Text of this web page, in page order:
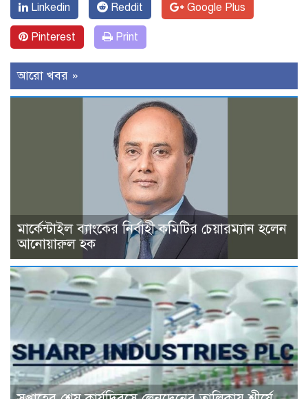
Linkedin Reddit Google Plus
Pinterest Print
আরো খবর »
মার্কেন্টাইল ব্যাংকের নির্বাহী কমিটির চেয়ারম্যান হলেন
আনোয়ারুল হক